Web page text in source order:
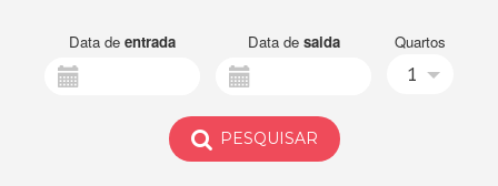
Data de entrada Data de saida Quartos
1
PESQUISAR